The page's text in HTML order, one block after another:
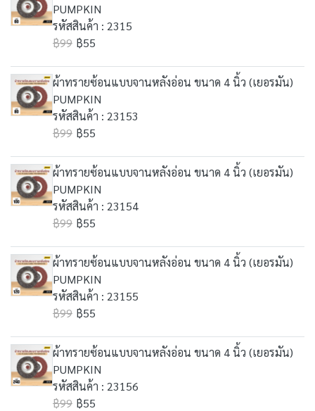
PUMPKIN
รหัสสินค้า : 2315
฿99 ฿55
ผ้าทรายซ้อนแบบจานหลังอ่อน ขนาด 4 นิ้ว (เยอรมัน)
PUMPKIN
รหัสสินค้า : 23153
฿99 ฿55
ผ้าทรายซ้อนแบบจานหลังอ่อน ขนาด 4 นิ้ว (เยอรมัน)
PUMPKIN
รหัสสินค้า : 23154
฿99 ฿55
ผ้าทรายซ้อนแบบจานหลังอ่อน ขนาด 4 นิ้ว (เยอรมัน)
PUMPKIN
รหัสสินค้า : 23155
฿99 ฿55
ผ้าทรายซ้อนแบบจานหลังอ่อน ขนาด 4 นิ้ว (เยอรมัน)
PUMPKIN
รหัสสินค้า : 23156
฿99 ฿55